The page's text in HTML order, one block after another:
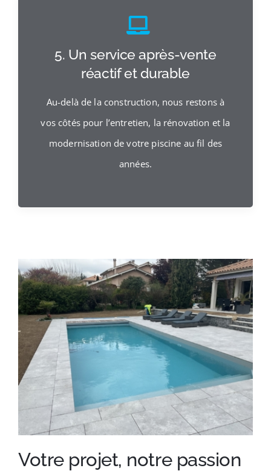
5. Un service après-vente
réactif et durable
Au-delà de la construction, nous restons à
vos côtés pour l’entretien, la rénovation et la
modernisation de votre piscine au fil des
années.
Votre projet, notre passion